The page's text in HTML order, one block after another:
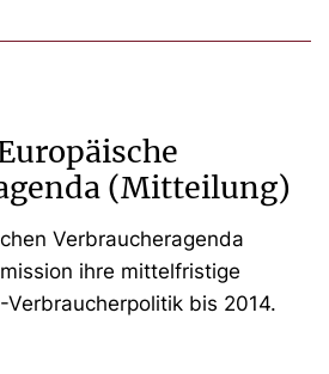
(Mitteilung)
Verbraucheragenda
ihre mittelfristige
bis 2014.